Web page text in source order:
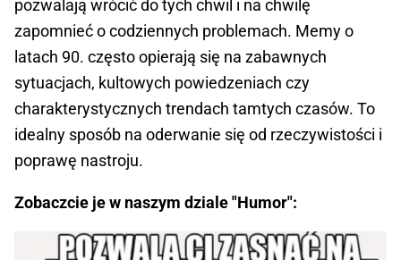
pozwalają wrócić do tych chwil i na chwilę
zapomnieć o codziennych problemach. Memy o
latach 90. często opierają się na zabawnych
sytuacjach, kultowych powiedzeniach czy
charakterystycznych trendach tamtych czasów. To
idealny sposób na oderwanie się od rzeczywistości i
poprawę nastroju.
Zobaczcie je w naszym dziale "Humor":